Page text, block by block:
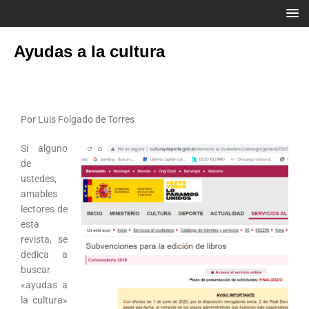
Ayudas a la cultura
Por Luis Folgado de Torres
Si alguno
de
ustedes,
amables
lectores de
esta
revista, se
dedica a
buscar
«ayudas a
la cultura»